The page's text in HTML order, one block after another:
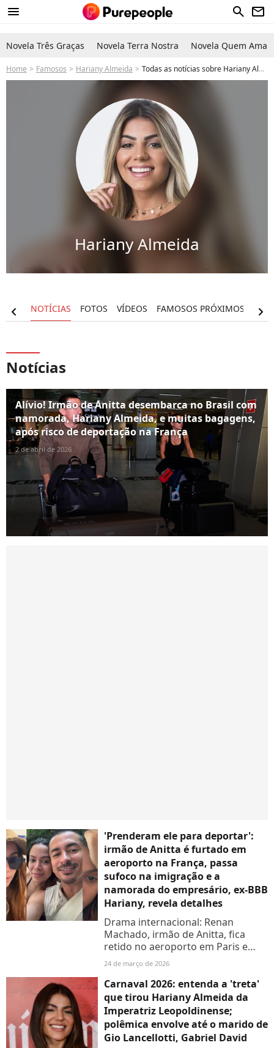
menu search newsletter
Novela Três Graças Novela Terra Nostra Novela Quem Ama
Home Famosos Hariany Almeida Todas as notícias sobre Hariany Almeida
Hariany Almeida
NOTÍCIAS FOTOS VÍDEOS FAMOSOS PRÓXIMOS
chevron_left chevron_right
Notícias
Alívio! Irmão de Anitta desembarca no Brasil com
namorada, Hariany Almeida, e muitas bagagens,
após risco de deportação na França
2 de abril de 2026
'Prenderam ele para deportar':
irmão de Anitta é furtado em
aeroporto na França, passa
sufoco na imigração e a
namorada do empresário, ex-BBB
Hariany, revela detalhes
Drama internacional: Renan
Machado, irmão de Anitta, fica
retido no aeroporto em Paris e
namorada desabafa via stories;
confira
24 de março de 2026
Carnaval 2026: entenda a 'treta'
que tirou Hariany Almeida da
Imperatriz Leopoldinense;
polêmica envolve até o marido de
Gio Lancellotti, Gabriel David